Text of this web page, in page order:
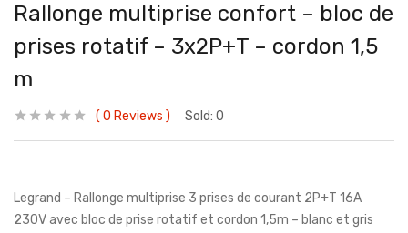
Rallonge multiprise confort – bloc de
prises rotatif – 3x2P+T – cordon 1,5
m
0 Reviews Sold: 0
Legrand – Rallonge multiprise 3 prises de courant 2P+T 16A
230V avec bloc de prise rotatif et cordon 1,5m – blanc et gris